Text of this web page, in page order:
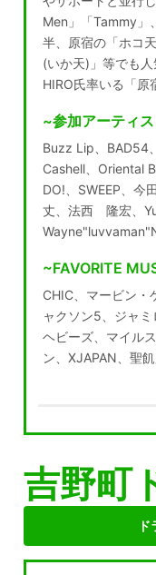
Men」「Tammy」
半、原宿の「ホコ
(いか天)」等でも
HIRO氏率いる「原
~参加アーティ
Buzz Lip、BAD54
Cashell、Oriental
DO!、SWEEP、
丈、法西 隆宏、
~FAVORITE
CHIC、マービン・
ャクソン5、ジャ
ヘビーズ、マイル
ン、XJAPAN、聖
吉野町